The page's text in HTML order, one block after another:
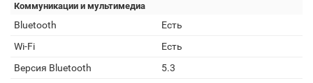
Коммуникации и мультимедиа
Bluetooth
Есть
Wi-Fi
Есть
Версия Bluetooth
5.3